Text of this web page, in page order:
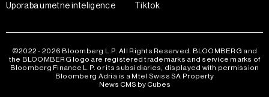
Uporaba umetne inteligence
Tiktok
©2022 - 2026 Bloomberg L.P. All Rights Reserved. BLOOMBERG and
the BLOOMBERG logo are registered trademarks and service marks of
Bloomberg Finance L.P. or its subsidiaries, displayed with permission
Bloomberg Adria is a Mtel Swiss SA Property
News CMS by Cubes